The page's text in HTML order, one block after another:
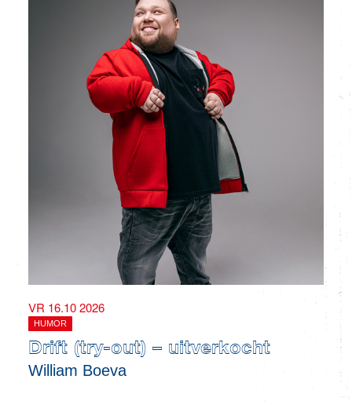
VR 16.10 2026
HUMOR
Drift (try-out) – uitverkocht
William Boeva